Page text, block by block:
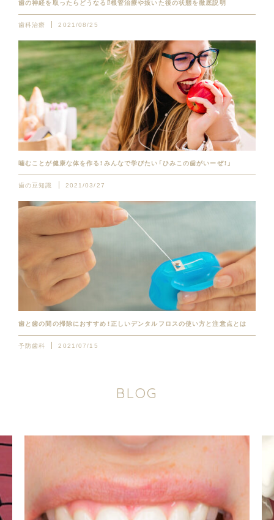
歯の神経を取ったらどうなる⁉︎根管治療や抜いた後の状態を徹底説明
歯科治療 2021/08/25
噛むことが健康な体を作る！みんなで学びたい「ひみこの歯がいーぜ！」
歯の豆知識 2021/03/27
歯と歯の間の掃除におすすめ！正しいデンタルフロスの使い方と注意点とは
予防歯科 2021/07/15
BLOG